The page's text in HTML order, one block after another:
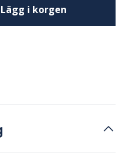
Lägg i korgen